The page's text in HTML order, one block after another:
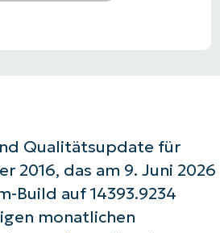
Qualitätsupdate für
2016, das am 9. Juni 2026
Build auf 14393.9234
monatlichen